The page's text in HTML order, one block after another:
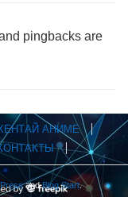
pingbacks are
АНИМЕ
andBlog Start.